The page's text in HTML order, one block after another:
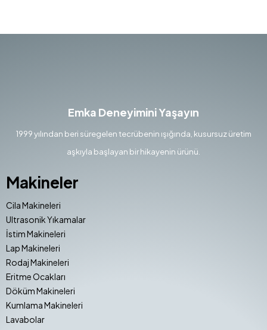
Emka Deneyimini Yaşayın
1999 yılından beri süregelen tecrübenin ışığında, kusursuz üretim
aşkıyla başlayan bir hikayenin ürünü.
Makineler
Cila Makineleri
Ultrasonik Yıkamalar
İstim Makineleri
Lap Makineleri
Rodaj Makineleri
Eritme Ocakları
Döküm Makineleri
Kumlama Makineleri
Lavabolar